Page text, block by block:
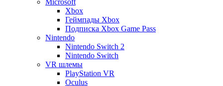
Microsoft
Xbox
Геймпады Xbox
Подписка Xbox Game Pass
Nintendo
Nintendo Switch 2
Nintendo Switch
VR шлемы
PlayStation VR
Oculus